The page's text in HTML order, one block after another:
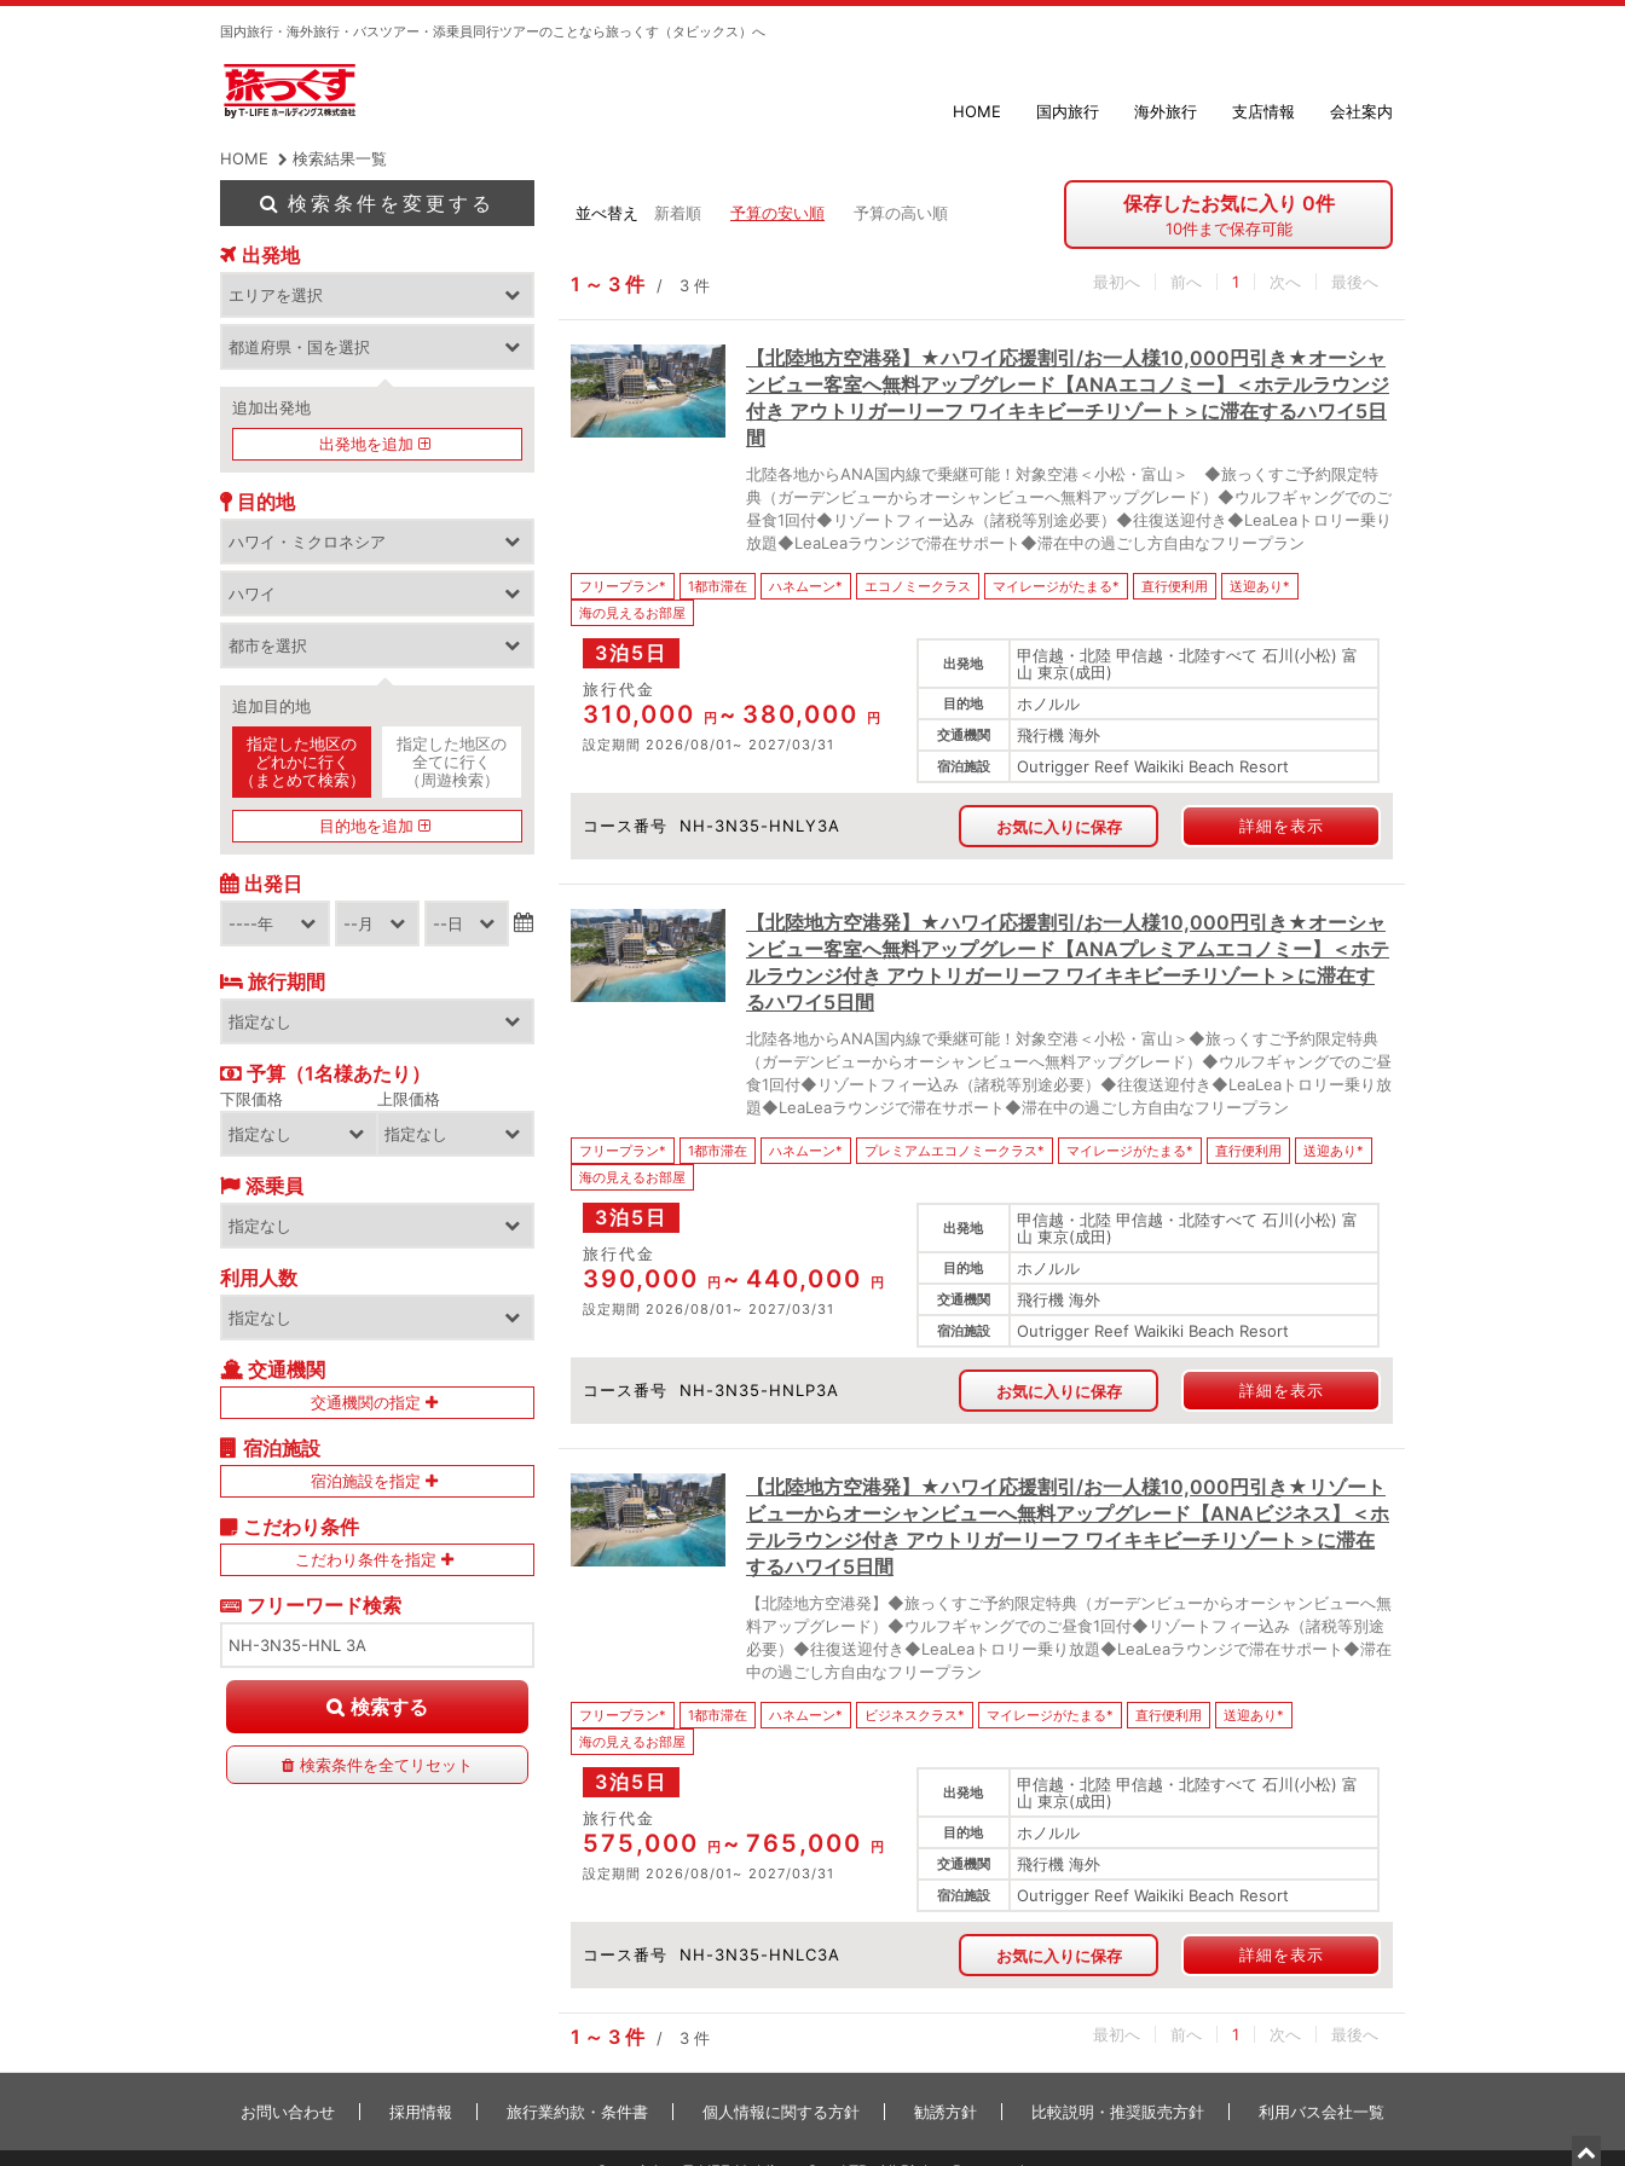
国内旅行・海外旅行・バスツアー・添乗員同行ツアーのことなら旅っくす（タビックス）へ
HOME 国内旅行 海外旅行 支店情報 会社案内
HOME 検索結果一覧
保存したお気に入り 0件
10件まで保存可能
並べ替え 新着順 予算の安い順 予算の高い順
1 3 件 3 件 最初へ 1 最後へ
【北陸地方空港発】★ハワイ応援割引/お一人様10,000円引き★オーシャ
ンビュー客室へ無料アップグレード【ANAエコノミー】＜ホテルラウンジ
付き アウトリガーリーフ ワイキキビーチリゾート＞に滞在するハワイ5日
間
北陸各地からANA国内線で乗継可能！対象空港＜小松・富山＞ ◆旅っくすご予約限定特
典（ガーデンビューからオーシャンビューへ無料アップグレード）◆ウルフギャングでのご
昼食1回付◆リゾートフィー込み（諸税等別途必要）◆往復送迎付き◆LeaLeaトロリー乗り
放題◆LeaLeaラウンジで滞在サポート◆滞在中の過ごし方自由なフリープラン
フリープラン* 1都市滞在 ハネムーン* エコノミークラス マイレージがたまる* 直行便利用
送迎あり*
海の見えるお部屋
3泊5日
コース番号 NH-3N35-HNLY3A
旅行代金
310,000 円 380,000
円
設定期間 2026/08/01 2027/03/31
出発地
甲信越・北陸 甲信越・北陸すべて 石川(小松) 富
山 東京(成田)
目的地 ホノルル
交通機関 飛行機 海外
宿泊施設 Outrigger Reef Waikiki Beach Resort
お気に入りに保存 詳細を表示
【北陸地方空港発】★ハワイ応援割引/お一人様10,000円引き★オーシャ
ンビュー客室へ無料アップグレード【ANAプレミアムエコノミー】＜ホテ
ルラウンジ付き アウトリガーリーフ ワイキキビーチリゾート＞に滞在す
るハワイ5日間
北陸各地からANA国内線で乗継可能！対象空港＜小松・富山＞◆旅っくすご予約限定特典
（ガーデンビューからオーシャンビューへ無料アップグレード）◆ウルフギャングでのご昼
食1回付◆リゾートフィー込み（諸税等別途必要）◆往復送迎付き◆LeaLeaトロリー乗り放
題◆LeaLeaラウンジで滞在サポート◆滞在中の過ごし方自由なフリープラン
フリープラン* 1都市滞在 ハネムーン* プレミアムエコノミークラス* マイレージがたまる* 直行便利用
送迎あり*
海の見えるお部屋
3泊5日
コース番号 NH-3N35-HNLP3A
旅行代金
390,000 円 440,000
円
設定期間 2026/08/01 2027/03/31
出発地
甲信越・北陸 甲信越・北陸すべて 石川(小松) 富
山 東京(成田)
目的地 ホノルル
交通機関 飛行機 海外
宿泊施設 Outrigger Reef Waikiki Beach Resort
お気に入りに保存 詳細を表示
【北陸地方空港発】★ハワイ応援割引/お一人様10,000円引き★リゾート
ビューからオーシャンビューへ無料アップグレード【ANAビジネス】＜ホ
テルラウンジ付き アウトリガーリーフ ワイキキビーチリゾート＞に滞在
するハワイ5日間
【北陸地方空港発】◆旅っくすご予約限定特典（ガーデンビューからオーシャンビューへ無
料アップグレード）◆ウルフギャングでのご昼食1回付◆リゾートフィー込み（諸税等別途
必要）◆往復送迎付き◆LeaLeaトロリー乗り放題◆LeaLeaラウンジで滞在サポート◆滞在
中の過ごし方自由なフリープラン
フリープラン* 1都市滞在 ハネムーン* ビジネスクラス* マイレージがたまる* 直行便利用
送迎あり*
海の見えるお部屋
3泊5日
コース番号 NH-3N35-HNLC3A
旅行代金
575,000 円 765,000
円
設定期間 2026/08/01 2027/03/31
出発地
甲信越・北陸 甲信越・北陸すべて 石川(小松) 富
山 東京(成田)
目的地 ホノルル
交通機関 飛行機 海外
宿泊施設 Outrigger Reef Waikiki Beach Resort
お気に入りに保存 詳細を表示
1 3 件 3 件 最初へ 1 最後へ
検索条件を変更する
出発地
追加出発地
出発地を追加
目的地
追加目的地
指定した地区の
どれかに行く
（まとめて検索）
指定した地区の
全てに行く
（周遊検索）
目的地を追加
出発日
旅行期間
予算（1名様あたり）
下限価格 上限価格
添乗員
利用人数
交通機関
交通機関の指定
宿泊施設
宿泊施設を指定
こだわり条件
こだわり条件を指定
フリーワード検索
検索する
検索条件を全てリセット
お問い合わせ 採用情報 旅行業約款・条件書 個人情報に関する方針 勧誘方針 比較説明・推奨販売方針 利用バス会社一覧